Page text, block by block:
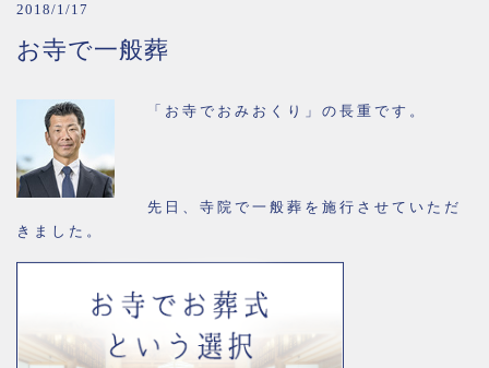
2018/1/17
お寺で一般葬
「お寺でおみおくり」の長重です。
先日、寺院で一般葬を施行させていただ
きました。